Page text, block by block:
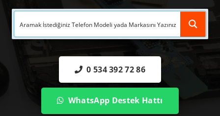
0 534 392 72 86
WhatsApp Destek Hattı